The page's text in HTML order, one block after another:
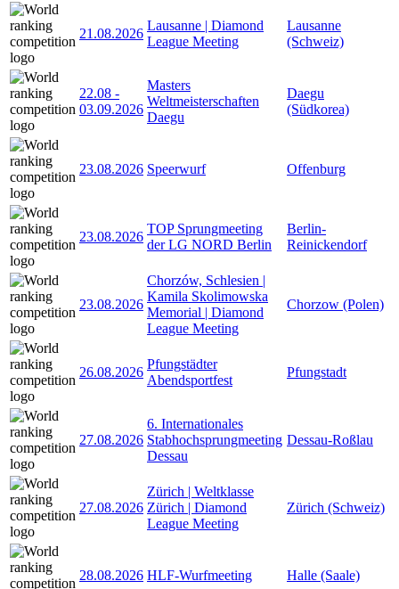
21.08.2026
Lausanne | Diamond
League Meeting
Lausanne
(Schweiz)
22.08 -
03.09.2026
Masters
Weltmeisterschaften
Daegu
Daegu
(Südkorea)
23.08.2026 Speerwurf Offenburg
23.08.2026
TOP Sprungmeeting
der LG NORD Berlin
Berlin-
Reinickendorf
23.08.2026
Chorzów, Schlesien |
Kamila Skolimowska
Memorial | Diamond
League Meeting
Chorzow (Polen)
26.08.2026
Pfungstädter
Abendsportfest
Pfungstadt
27.08.2026
6. Internationales
Stabhochsprungmeeting
Dessau
Dessau-Roßlau
27.08.2026
Zürich | Weltklasse
Zürich | Diamond
League Meeting
Zürich (Schweiz)
28.08.2026 HLF-Wurfmeeting Halle (Saale)